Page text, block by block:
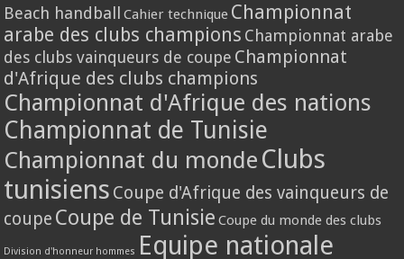
Beach handball Cahier technique Championnat
arabe des clubs champions Championnat arabe
des clubs vainqueurs de coupe Championnat
d'Afrique des clubs champions
Championnat d'Afrique des nations
Championnat de Tunisie
Championnat du monde Clubs
tunisiens Coupe d'Afrique des vainqueurs de
coupe Coupe de Tunisie Coupe du monde des clubs
Division d'honneur hommes Equipe nationale